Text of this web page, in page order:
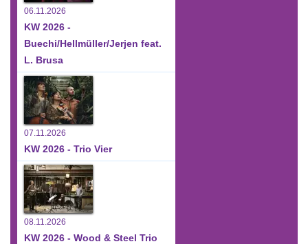
06.11.2026
KW 2026 -
Buechi/Hellmüller/Jerjen feat.
L. Brusa
07.11.2026
KW 2026 - Trio Vier
08.11.2026
KW 2026 - Wood & Steel Trio